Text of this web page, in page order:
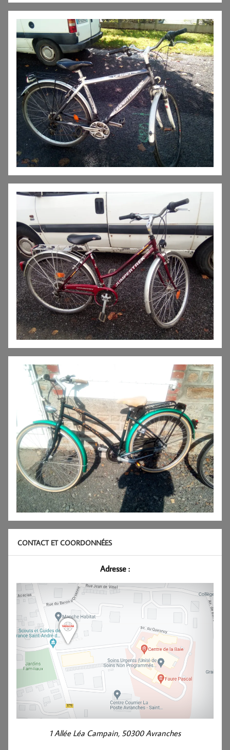
CONTACT ET COORDONNÉES
Adresse :
1 Allée Léa Campain, 50300 Avranches